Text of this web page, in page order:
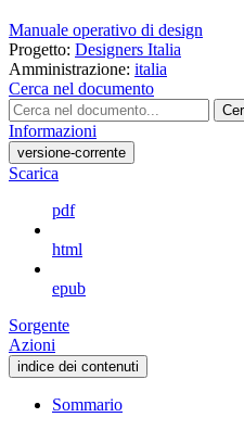
Manuale operativo di design
Progetto: Designers Italia
Amministrazione: italia
Cerca nel documento
Informazioni
versione-corrente
Scarica
pdf
html
epub
Sorgente
Azioni
indice dei contenuti
Sommario